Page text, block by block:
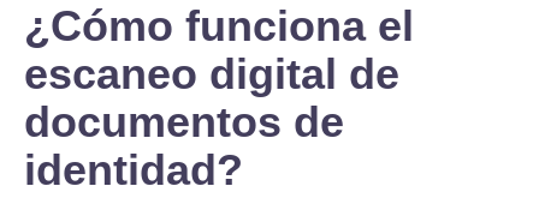
¿Cómo funciona el
escaneo digital de
documentos de
identidad?